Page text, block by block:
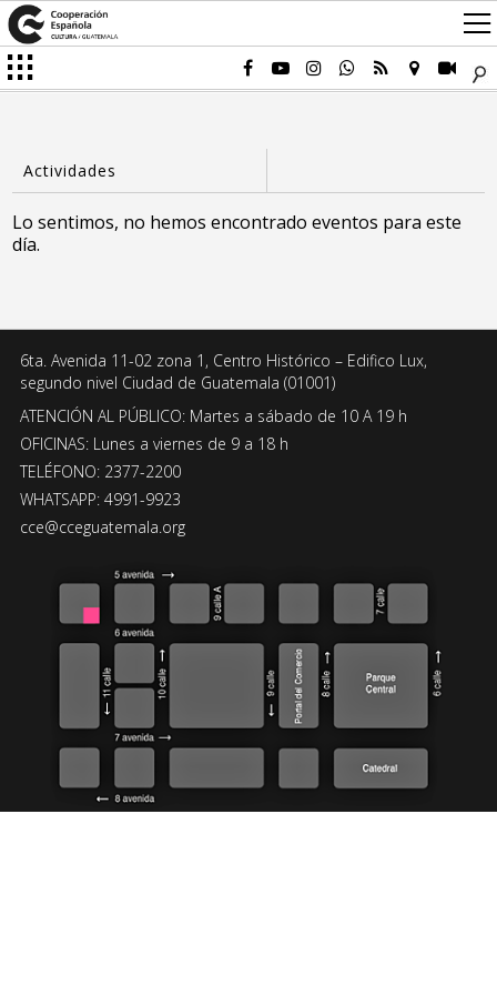
Lo sentimos, no hemos encontrado eventos para este
día.
6ta. Avenida 11-02 zona 1, Centro Histórico – Edifico Lux,
segundo nivel Ciudad de Guatemala (01001)
ATENCIÓN AL PÚBLICO: Martes a sábado de 10 A 19 h
OFICINAS: Lunes a viernes de 9 a 18 h
TELÉFONO: 2377-2200
WHATSAPP: 4991-9923
cce@cceguatemala.org